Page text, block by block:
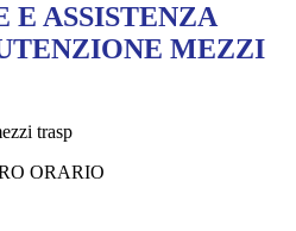
E ASSISTENZA
MEZZI
ORARIO